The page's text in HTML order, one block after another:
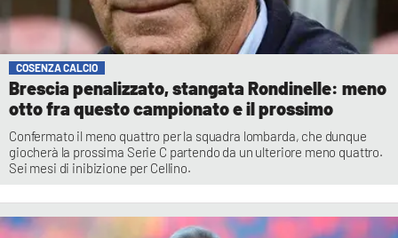
COSENZA CALCIO
Brescia penalizzato, stangata Rondinelle: meno
otto fra questo campionato e il prossimo
Confermato il meno quattro per la squadra lombarda, che dunque
giocherà la prossima Serie C partendo da un ulteriore meno quattro.
Sei mesi di inibizione per Cellino.